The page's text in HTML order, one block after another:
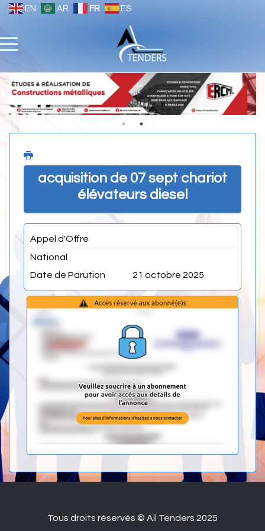
EN AR FR ES
acquisition de 07 sept chariot
élévateurs diesel
Appel d'Offre
National
Date de Parution
21 octobre 2025
Tous droits réservés © All Tenders 2025